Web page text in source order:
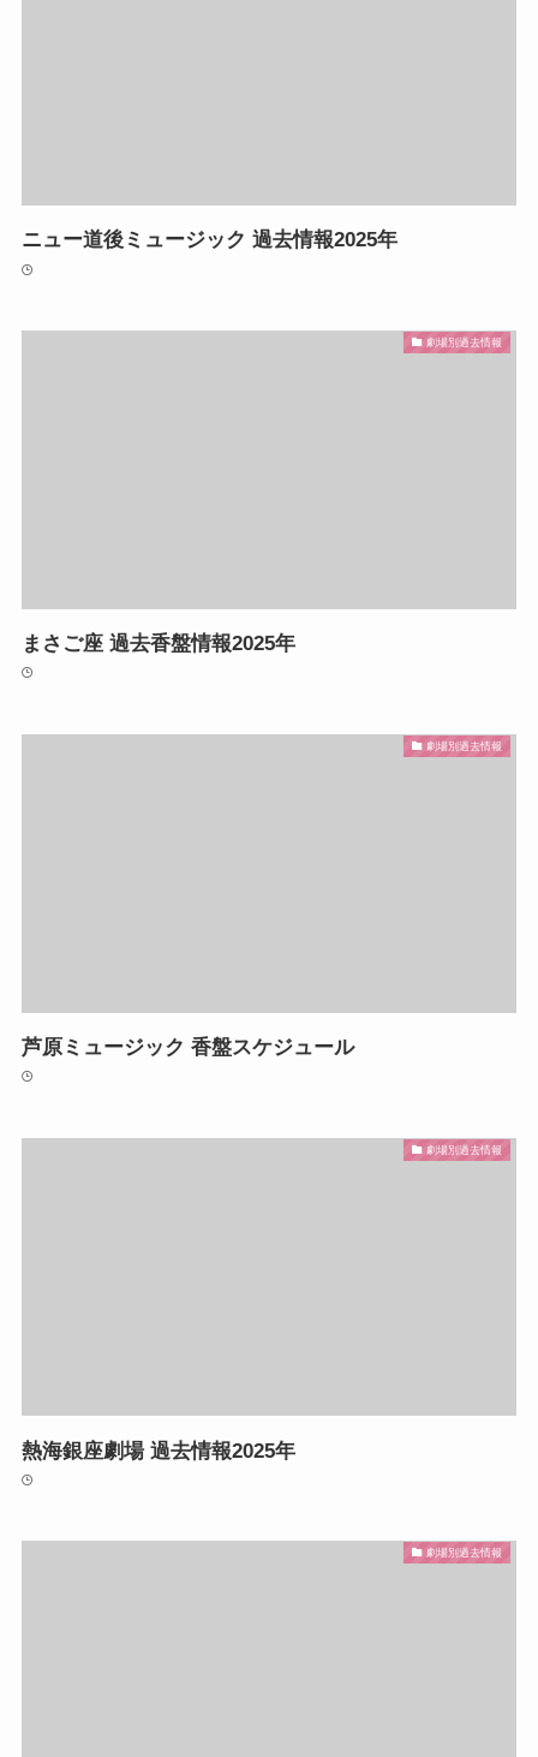
ニュー道後ミュージック 過去情報2025年
劇場別過去情報
まさご座 過去香盤情報2025年
劇場別過去情報
芦原ミュージック 香盤スケジュール
劇場別過去情報
熱海銀座劇場 過去情報2025年
劇場別過去情報